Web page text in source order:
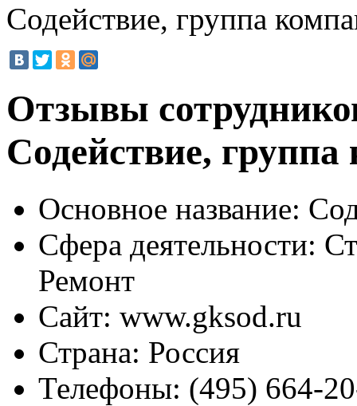
Содействие, группа
Отзывы
Содействие,
Основное название:
Сфера деятельности:
Ремонт
Сайт: www.gksod.ru
Страна: Россия
Телефоны: (495) 664-